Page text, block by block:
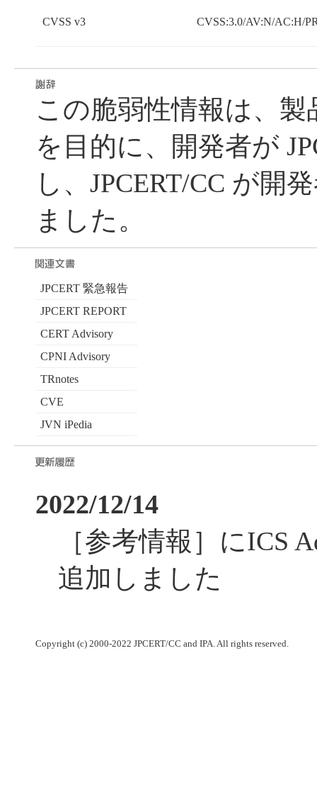
CVSS v3 CVSS:3.0/AV:N/AC:H/
この脆弱性情報は、
を目的に、開発者が
し、JPCERT/CC が開
ました。
JPCERT 緊急報告
JPCERT REPORT
CERT Advisory
CPNI Advisory
TRnotes
CVE
JVN iPedia
2022/12/14
［参考情報］にICS
追加しました
Copyright (c) 2000-2022 JPCERT/CC and IPA. All rights reserved.